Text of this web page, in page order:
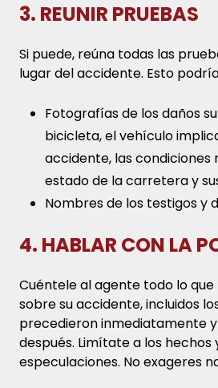
3. REUNIR PRUEBAS
Si puede, reúna todas las
lugar del accidente. Esto
Fotografías de los daños
bicicleta, el vehículo
accidente, las condiciones
estado de la carretera y
Nombres de los testigos y
4. HABLAR CON LA
Cuéntele al agente todo lo
sobre su accidente, incluidos
precedieron inmediatamente
después. Limítate a los hechos
especulaciones. No exageres